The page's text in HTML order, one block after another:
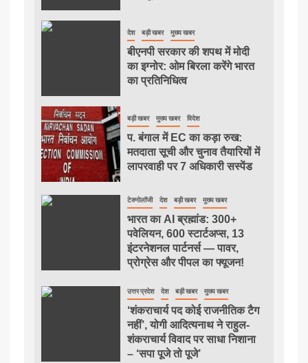
देश बड़ी खबर मुख्य खबर
बीएनपी सरकार की शपथ में मोदी
का इग्नोर: ओम बिरला करेंगे भारत
का प्रतिनिधित्व
बड़ी खबर मुख्य खबर विदेश
प. बंगाल में EC का कड़ा रुख:
मतदाता सूची और चुनाव तैयारियों में
लापरवाही पर 7 अधिकारी सस्पेंड
टेक्नोलॉजी देश बड़ी खबर मुख्य खबर
भारत का AI ब्रह्मांड: 300+
पवेलियन, 600 स्टार्टअप्स, 13
इंटरनेशनल पार्टनर्स — पावर,
प्रोग्रेस और पीपल का फ्यूजन!
उत्तर प्रदेश देश बड़ी खबर मुख्य खबर
‘शंकराचार्य पद कोई राजनीतिक टैग
नहीं’, योगी आदित्यनाथ ने राहुल-
शंकराचार्य विवाद पर साधा निशाना
– ‘सपा पूजे तो पूजे’